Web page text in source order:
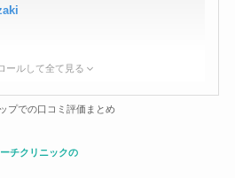
ールして全て見る
ントが想像していたよりも良か
入院もしなくていいのは大き
ただ私の場合は気にならなかっ
プでの口コミ評価まとめ
チクリニックの